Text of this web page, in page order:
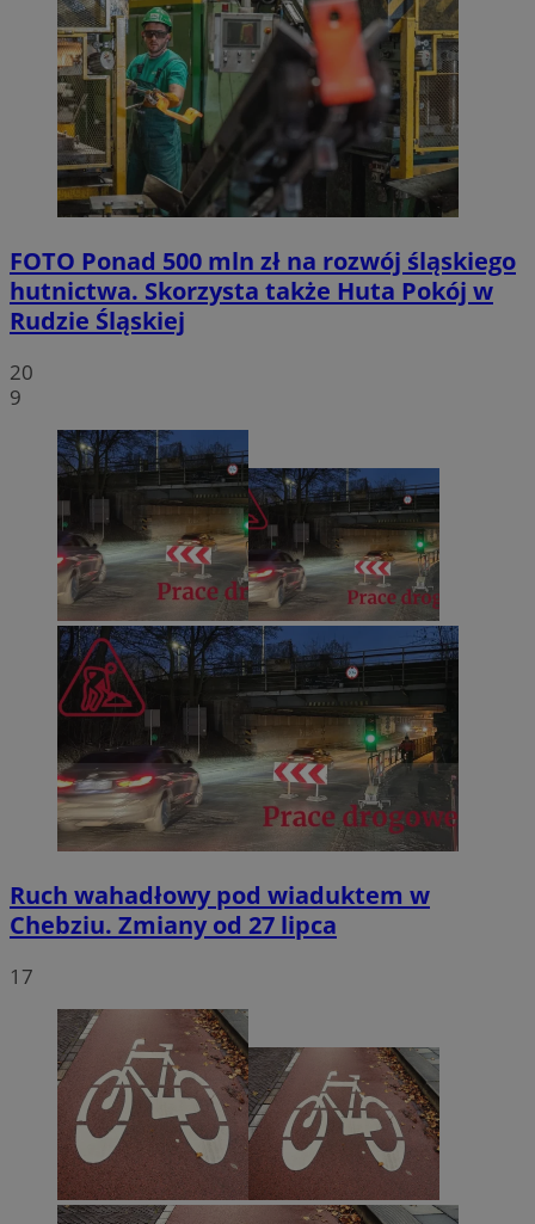
FOTO Ponad 500 mln zł na rozwój śląskiego
hutnictwa. Skorzysta także Huta Pokój w
Rudzie Śląskiej
20
9
Ruch wahadłowy pod wiaduktem w
Chebziu. Zmiany od 27 lipca
17